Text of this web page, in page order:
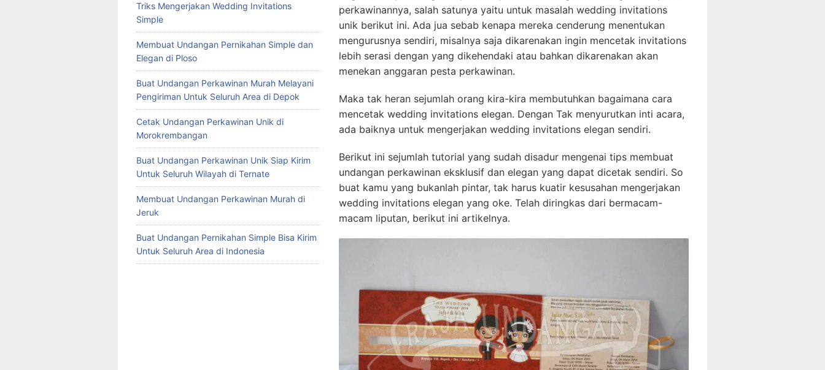
perkawinannya, salah satunya yaitu untuk masalah wedding invitations
unik berikut ini. Ada jua sebab kenapa mereka cenderung menentukan
mengurusnya sendiri, misalnya saja dikarenakan ingin mencetak invitations
lebih serasi dengan yang dikehendaki atau bahkan dikarenakan akan
menekan anggaran pesta perkawinan.
Maka tak heran sejumlah orang kira-kira membutuhkan bagaimana cara
mencetak wedding invitations elegan. Dengan Tak menyurutkan inti acara,
ada baiknya untuk mengerjakan wedding invitations elegan sendiri.
Berikut ini sejumlah tutorial yang sudah disadur mengenai tips membuat
undangan perkawinan eksklusif dan elegan yang dapat dicetak sendiri. So
buat kamu yang bukanlah pintar, tak harus kuatir kesusahan mengerjakan
wedding invitations elegan yang oke. Telah diringkas dari bermacam-
macam liputan, berikut ini artikelnya.
Triks Mengerjakan Wedding Invitations
Simple
Membuat Undangan Pernikahan Simple dan
Elegan di Ploso
Buat Undangan Perkawinan Murah Melayani
Pengiriman Untuk Seluruh Area di Depok
Cetak Undangan Perkawinan Unik di
Morokrembangan
Buat Undangan Perkawinan Unik Siap Kirim
Untuk Seluruh Wilayah di Ternate
Membuat Undangan Perkawinan Murah di
Jeruk
Buat Undangan Pernikahan Simple Bisa Kirim
Untuk Seluruh Area di Indonesia